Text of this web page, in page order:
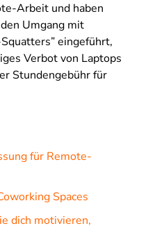
Arbeit und haben
Umgang mit
eingeführt,
Verbot von Laptops
Stundengebühr für
für Remote-
Spaces
dich motivieren,